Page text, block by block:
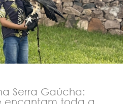
Serra Gaúcha:
encantam toda a